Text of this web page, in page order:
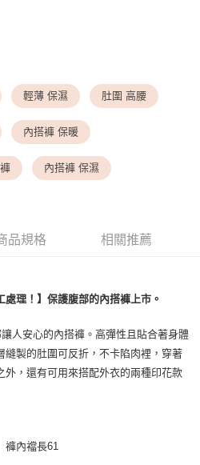
上)免運費
貨付款
爾富取貨
以上)免運費
輕薄 保濕 肚圍 高腰
內搭褲 保暖
內搭褲 保濕
品規格 相關推薦
處理！】保護腹部的內搭褲上市。
人安心的內搭褲。高彈性且貼合著身體
縫製的肚圍可反折，不卡陷肉裡，穿著
外，還有可用來搭配外衣的兩種印花款
內襠長61